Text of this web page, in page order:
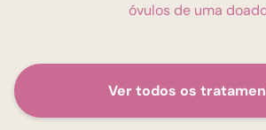
óvulos de uma
Ver todos os